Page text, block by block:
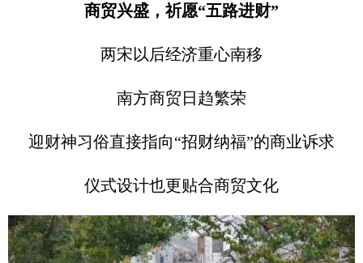
商贸兴盛，祈愿“五路进财”
两宋以后经济重心南移
南方商贸日趋繁荣
迎财神习俗直接指向“招财纳福”的商业诉求
仪式设计也更贴合商贸文化